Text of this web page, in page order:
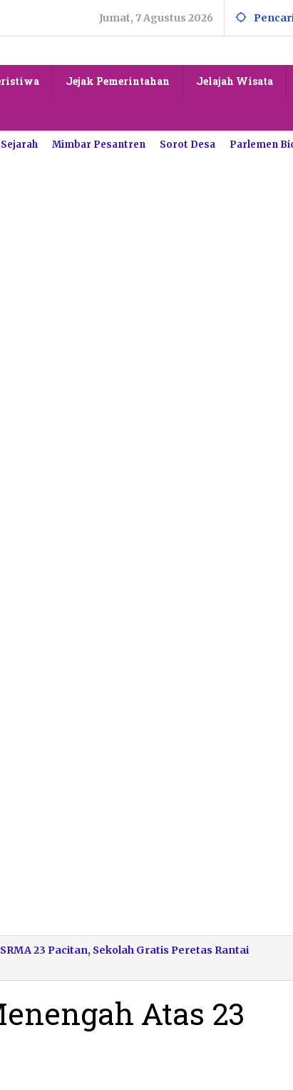
Jumat, 7 Agustus 2026
Jejak Pemerintahan Jelajah Wisata
Mimbar Pesantren Sorot Desa Parlemen
23 Pacitan, Sekolah Gratis Peretas Rantai
Atas 23